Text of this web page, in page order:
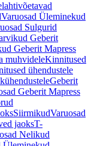
Varuosad Üleminekud
Sulgurid
Geberit
Geberit Mapress
muhvideleKinnitused
ühendustele
Geberit
Geberit Mapress
SiirmikudVaruosad
jaoksT-
Nelikud